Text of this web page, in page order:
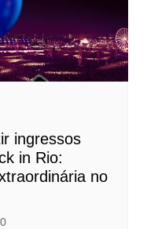
ingressos
in Rio:
no
0